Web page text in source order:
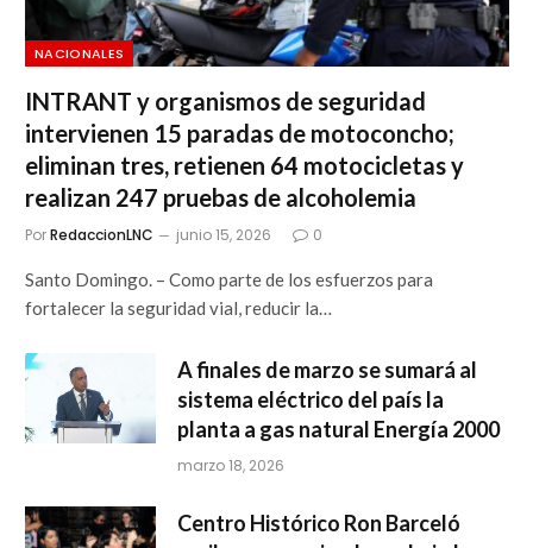
NACIONALES
INTRANT y organismos de seguridad
intervienen 15 paradas de motoconcho;
eliminan tres, retienen 64 motocicletas y
realizan 247 pruebas de alcoholemia
PorRedaccionLNC junio 15, 2026 0
Santo Domingo. – Como parte de los esfuerzos para
fortalecer la seguridad vial, reducir la…
A finales de marzo se sumará al
sistema eléctrico del país la
planta a gas natural Energía 2000
marzo 18, 2026
Centro Histórico Ron Barceló